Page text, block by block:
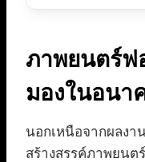
ภาพยนตร์ฟ
มองในอนา
นอกเหนือจากผลงา
สร้างสรรค์ภาพยนต